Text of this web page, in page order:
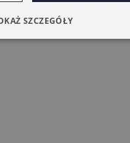
5 lat
SZCZEGÓŁY